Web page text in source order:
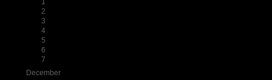
1
2
3
4
5
6
7
December